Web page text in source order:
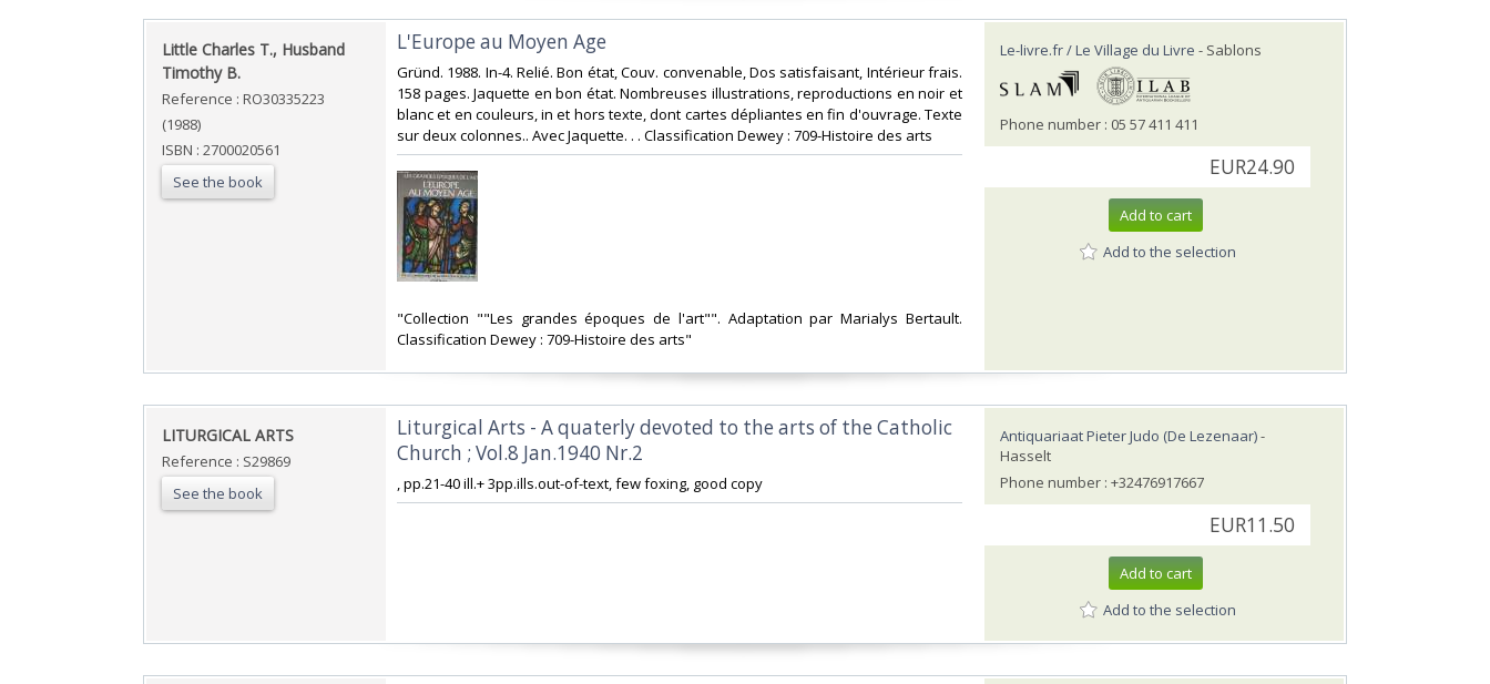
‎Little Charles T., Husband
Timothy B.‎
Reference : RO30335223
(1988)
ISBN : 2700020561
See the book
‎L'Europe au Moyen Age‎
‎Gründ. 1988. In-4. Relié. Bon état, Couv. convenable, Dos satisfaisant, Intérieur frais.
158 pages. Jaquette en bon état. Nombreuses illustrations, reproductions en noir et
blanc et en couleurs, in et hors texte, dont cartes dépliantes en fin d'ouvrage. Texte
sur deux colonnes.. Avec Jaquette. . . Classification Dewey : 709-Histoire des arts‎
‎"Collection ""Les grandes époques de l'art"". Adaptation par Marialys Bertault.
Classification Dewey : 709-Histoire des arts"‎
Le-livre.fr / Le Village du Livre - Sablons
Phone number : 05 57 411 411
EUR24.90
Add to cart
Add to the selection
‎LITURGICAL ARTS‎
Reference : S29869
See the book
‎Liturgical Arts - A quaterly devoted to the arts of the Catholic
Church ; Vol.8 Jan.1940 Nr.2‎
‎, pp.21-40 ill.+ 3pp.ills.out-of-text, few foxing, good copy‎
Antiquariaat Pieter Judo (De Lezenaar)-
Hasselt
Phone number : +32476917667
EUR11.50
Add to cart
Add to the selection